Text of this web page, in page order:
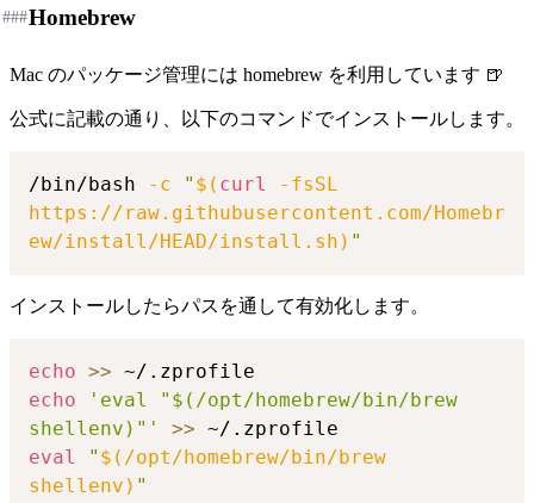
Homebrew
###
Mac のパッケージ管理には homebrew を利用しています 🍺
公式に記載の通り、以下のコマンドでインストールします。
/bin/bash -c " $( curl
-fsSL
https://raw.githubusercontent.com/Homebr
ew/install/HEAD/install.sh ) "
インストールしたらパスを通して有効化します。
echo >>
echo
'eval "$(/opt/homebrew/bin/brew
shellenv)"'
>>
eval
" $( /opt/homebrew/bin/brew
shellenv ) "